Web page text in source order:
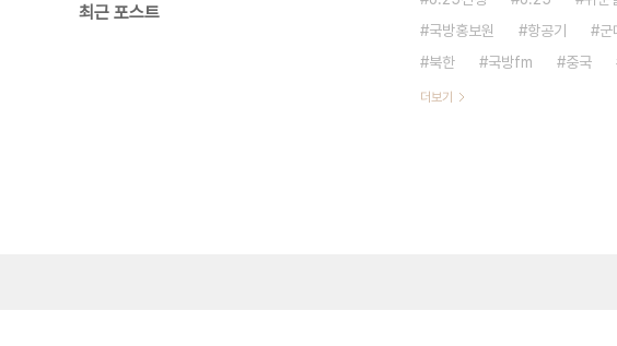
최근 포스트
국방홍보원
항공기 군
북한
국방fm 중국
더보기